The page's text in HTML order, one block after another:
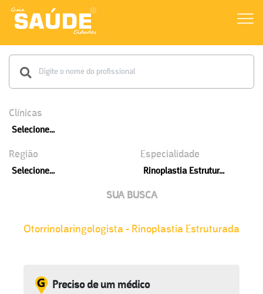
Clínicas
Selecione...
Região
Selecione...
Especialidade
Rinoplastia Estrutur...
SUA BUSCA
Otorrinolaringologista - Rinoplastia Estruturada
Preciso de um médico